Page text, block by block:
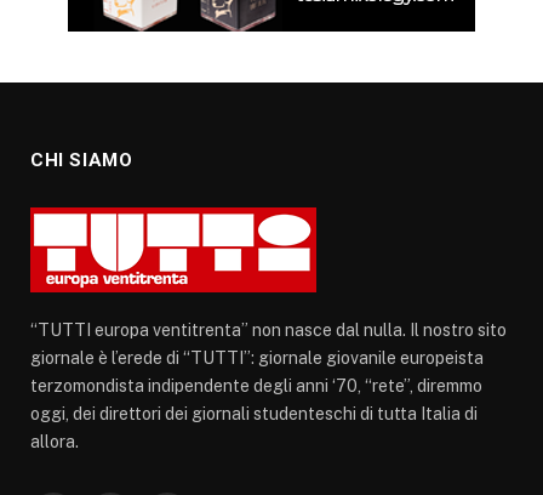
CHI SIAMO
“TUTTI europa ventitrenta” non nasce dal nulla. Il nostro sito
giornale è l’erede di “TUTTI”: giornale giovanile europeista
terzomondista indipendente degli anni ‘70, “rete”, diremmo
oggi, dei direttori dei giornali studenteschi di tutta Italia di
allora.